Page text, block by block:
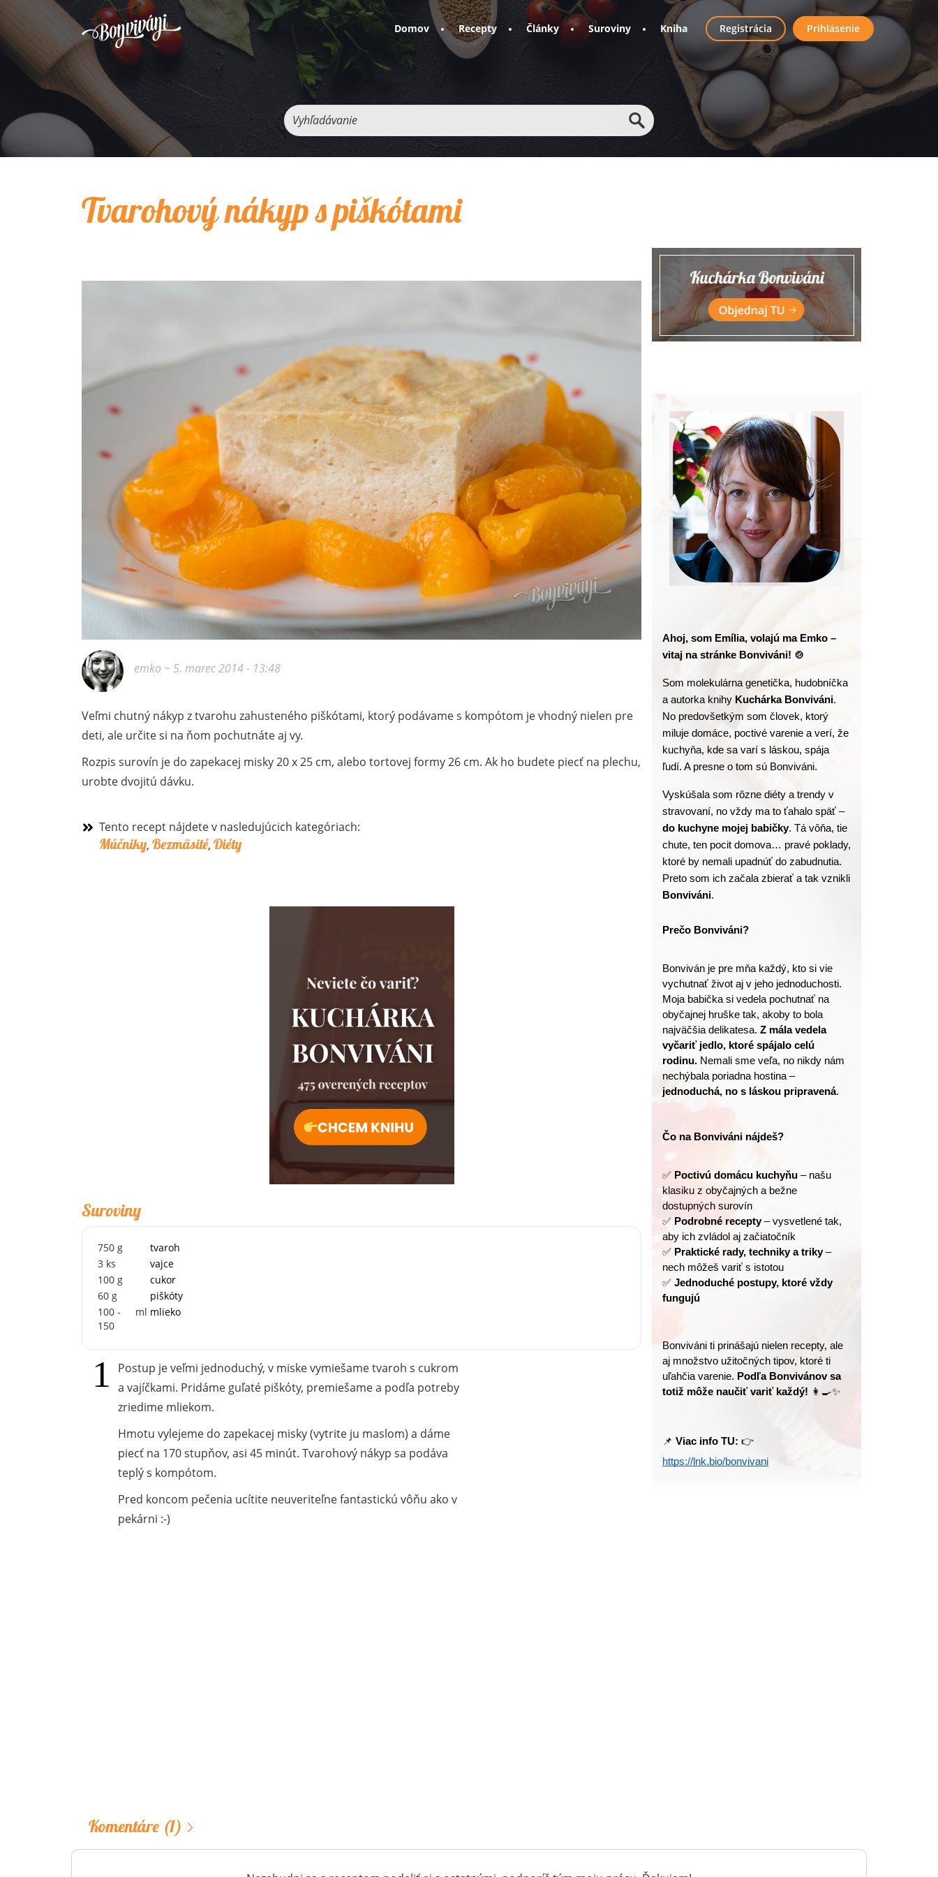
Domov Recepty Články Suroviny Kniha
User
account
menu
Registrácia Prihlásenie
Vyhľadávanie
Tvarohový nákyp s piškótami
emko ~ 5. marec 2014 - 13:48
Veľmi chutný nákyp z tvarohu zahusteného piškótami, ktorý podávame s kompótom je vhodný nielen pre
deti, ale určite si na ňom pochutnáte aj vy.
Rozpis surovín je do zapekacej misky 20 x 25 cm, alebo tortovej formy 26 cm. Ak ho budete piecť na plechu,
urobte dvojitú dávku.
Tento recept nájdete v nasledujúcich kategóriach:
Múčniky, Bezmäsité, Diéty
Suroviny
750 g
tvaroh
3 ks
vajce
100 g
cukor
60 g
piškóty
100 -
150
ml mlieko
Postup je veľmi jednoduchý, v miske vymiešame tvaroh s cukrom
a vajíčkami. Pridáme guľaté piškóty, premiešame a podľa potreby
zriedime mliekom.
Hmotu vylejeme do zapekacej misky (vytrite ju maslom) a dáme
piecť na 170 stupňov, asi 45 minút. Tvarohový nákyp sa podáva
teplý s kompótom.
Pred koncom pečenia ucítite neuveriteľne fantastickú vôňu ako v
pekárni :-)
Komentáre (1)
Ahoj, som Emília, volajú ma Emko –
vitaj na stránke Bonviváni! 🍲
Som molekulárna genetička, hudobníčka
a autorka knihy Kuchárka Bonviváni.
No predovšetkým som človek, ktorý
miluje domáce, poctivé varenie a verí, že
kuchyňa, kde sa varí s láskou, spája
ľudí. A presne o tom sú Bonviváni.
Vyskúšala som rôzne diéty a trendy v
stravovaní, no vždy ma to ťahalo späť –
do kuchyne mojej babičky. Tá vôňa, tie
chute, ten pocit domova… pravé poklady,
ktoré by nemali upadnúť do zabudnutia.
Bonviváni.
Prečo Bonviváni?
Bonviván je pre mňa každý, kto si vie
vychutnať život aj v jeho jednoduchosti.
Moja babička si vedela pochutnať na
obyčajnej hruške tak, akoby to bola
najväčšia delikatesa. Z mála vedela
vyčariť jedlo, ktoré spájalo celú
rodinu. Nemali sme veľa, no nikdy nám
nechýbala poriadna hostina –
jednoduchá, no s láskou pripravená.
Čo na Bonviváni nájdeš?
✅ Poctivú domácu kuchyňu – našu
klasiku z obyčajných a bežne
dostupných surovín
✅ Podrobné recepty – vysvetlené tak,
aby ich zvládol aj začiatočník
✅ Praktické rady, techniky a triky –
nech môžeš variť s istotou
✅ Jednoduché postupy, ktoré vždy
fungujú
Bonviváni ti prinášajú nielen recepty, ale
aj množstvo užitočných tipov, ktoré ti
uľahčia varenie. Podľa Bonvivánov sa
totiž môže naučiť variť každý! 👩‍🍳✨
📌 Viac info TU:
https://lnk.bio/bonvivani